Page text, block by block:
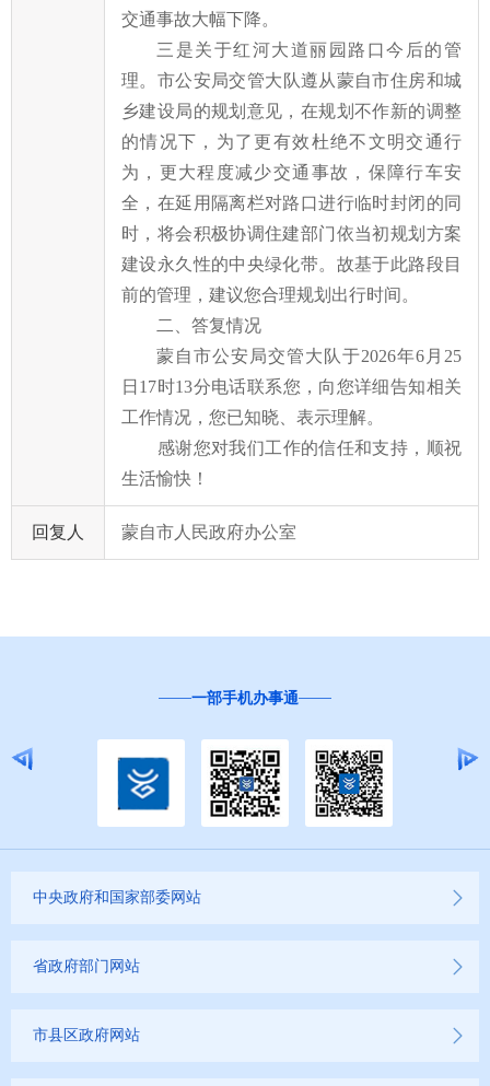
交通事故大幅下降。
三是关于红河大道丽园路口今后的管
理。 市公安局交管大队遵从蒙自市住房和城
乡建设局的规划意见，在规划不作新的调整
的情况下，为了更有效杜绝不文明交通行
为，更大程度减少交通事故，保障行车安
全，在延用隔离栏对路口进行临时封闭的同
时，将会积极协调住建部门依当初规划方案
建设永久性的中央绿化带。故基于此路段目
前的管理，建议您合理规划出行时间。
二
、答复情况
蒙自市公安局交管大队于2026年6月25
日17时13分电话联系您 ，向您详细告知相关
工作情况， 您已知晓、表示理解。
感谢您对我们工作的信任和支持，顺祝
生活愉快！
回复人 蒙自市人民政府办公室
一部手机办事通
中央政府和国家部委网站
省政府部门网站
市县区政府网站